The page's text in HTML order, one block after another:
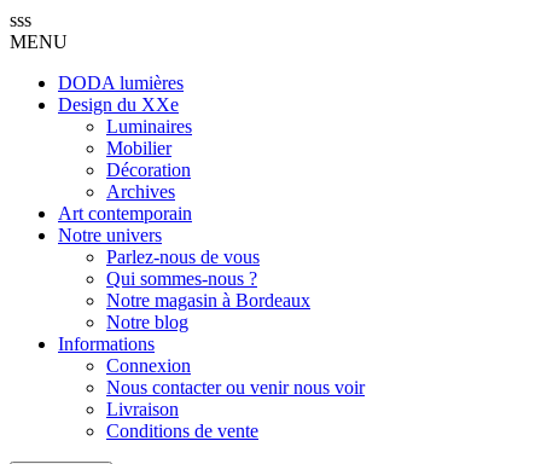
sss
MENU
DODA lumières
Design du XXe
Luminaires
Mobilier
Décoration
Archives
Art contemporain
Notre univers
Parlez-nous de vous
Qui sommes-nous ?
Notre magasin à Bordeaux
Notre blog
Informations
Connexion
Nous contacter ou venir nous voir
Livraison
Conditions de vente